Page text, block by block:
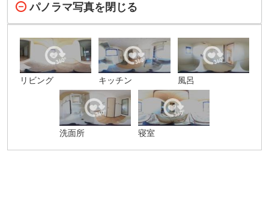
パノラマ写真を閉じる
リビング キッチン 風呂
洗面所 寝室